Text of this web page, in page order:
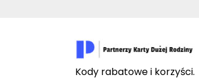
Kody rabatowe i korzyści.